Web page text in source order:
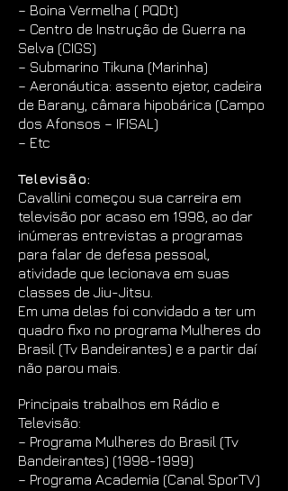
– Boina Vermelha ( PQDt)
– Centro de Instrução de Guerra na
Selva (CIGS)
– Submarino Tikuna (Marinha)
– Aeronáutica: assento ejetor, cadeira
de Barany, câmara hipobárica (Campo
dos Afonsos – IFISAL)
– Etc
Televisão:
Cavallini começou sua carreira em
televisão por acaso em 1998, ao dar
inúmeras entrevistas a programas
para falar de defesa pessoal,
atividade que lecionava em suas
classes de Jiu-Jitsu.
Em uma delas foi convidado a ter um
quadro fixo no programa Mulheres do
Brasil (Tv Bandeirantes) e a partir daí
não parou mais.
Principais trabalhos em Rádio e
Televisão:
– Programa Mulheres do Brasil (Tv
Bandeirantes) (1998-1999)
– Programa Academia (Canal SporTV)